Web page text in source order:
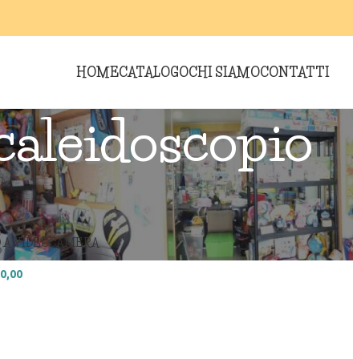
HOMECATALOGOCHI SIAMOCONTATTI
Show 9
A VIDEOCAMERA